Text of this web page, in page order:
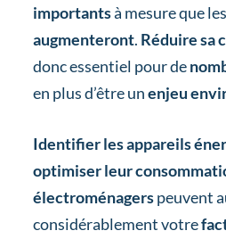
importantsà mesure que les
augmenteront. Réduire sa
donc essentiel pour de
en plus d’être unenjeu
Identifier les appareils
optimiser leur
électroménagerspeuvent
considérablement votre